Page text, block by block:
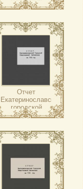
общественной
Отчет
Екатеринославской
городской
общественной